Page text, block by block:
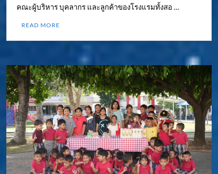
คณะผู้บริหาร บุคลากร และลูกค้าของโรงแรมทั้งสอ …
READ MORE